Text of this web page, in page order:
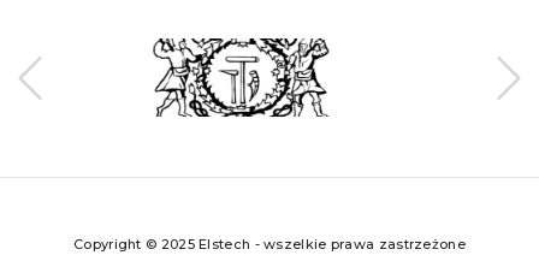
Copyright © 2025 Elstech - wszelkie prawa zastrzeżone